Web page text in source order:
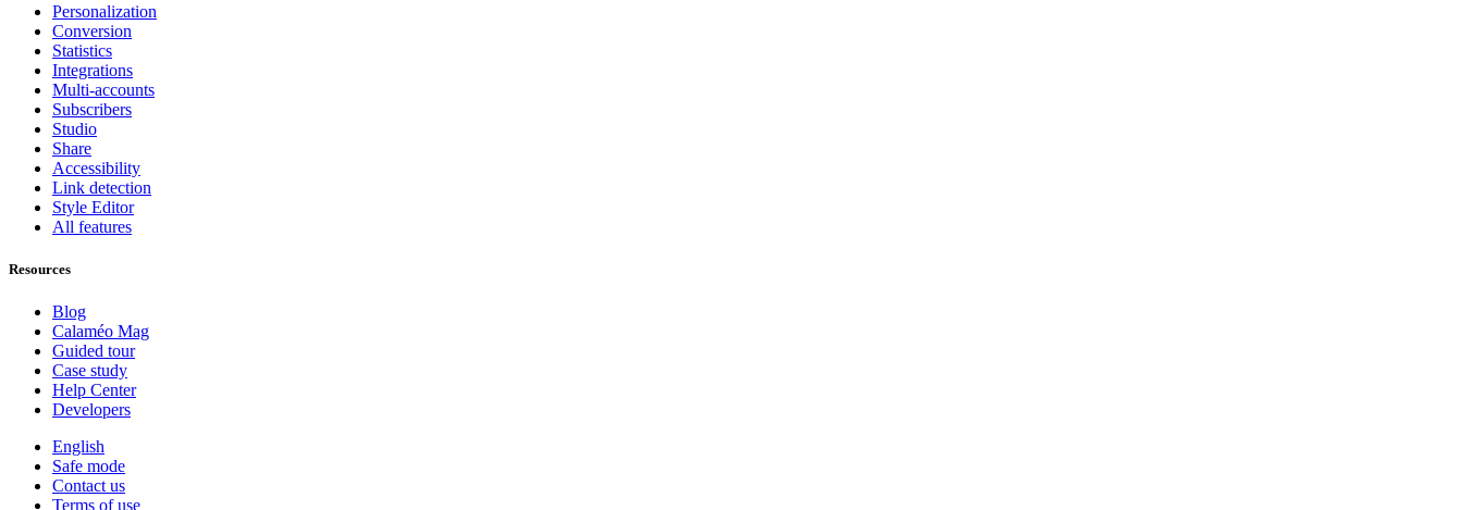
Personalization
Conversion
Statistics
Integrations
Multi-accounts
Subscribers
Studio
Share
Accessibility
Link detection
Style Editor
All features
Resources
Blog
Calaméo Mag
Guided tour
Case study
Help Center
Developers
English
Safe mode
Contact us
Terms of use